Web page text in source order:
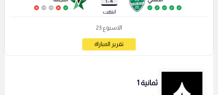
انتهت
الاسبوع 23
تقرير المباراة
ثمانية 1